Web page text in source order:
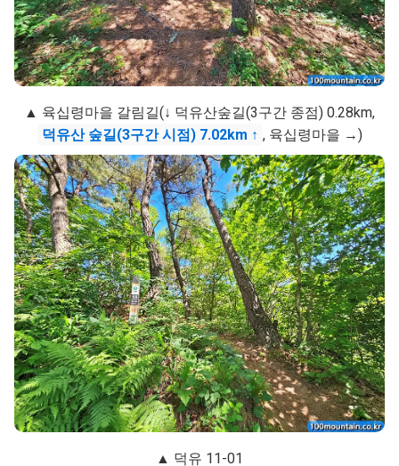
▲ 육십령마을 갈림길(↓ 덕유산숲길(3구간 종점) 0.28km,
덕유산 숲길(3구간 시점) 7.02km ↑ , 육십령마을 →)
▲ 덕유 11-01